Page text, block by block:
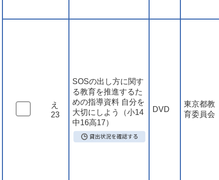
え
23
SOSの出し方に関す
る教育を推進するた
めの指導資料 自分を
大切にしよう（小14
中16高17）
DVD
東京都教
育委員会